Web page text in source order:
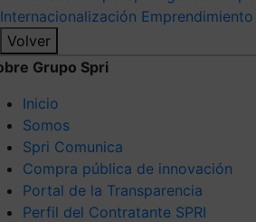
Internacionalización Emprendimiento
Volver
Grupo Spri
Inicio
Somos
Spri Comunica
Compra pública de innovación
Portal de la Transparencia
Perfil del Contratante SPRI